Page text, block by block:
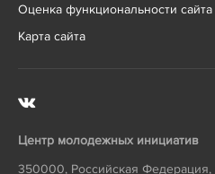
Оценка функциональности сайта
Карта сайта
Центр молодежных инициатив
350000, Российская Федерация,